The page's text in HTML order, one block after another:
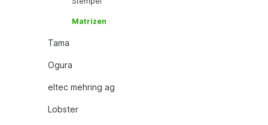
Matrizen
Tama
Ogura
eltec mehring ag
Lobster